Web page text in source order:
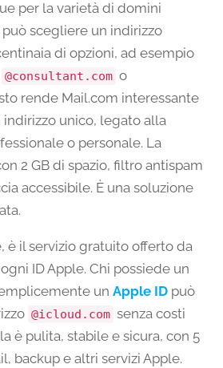
per la varietà di domini
può scegliere un indirizzo
di opzioni, ad esempio
@consultant.com o
rende Mail.com interessante
unico, legato alla
o personale. La
2 GB di spazio, filtro antispam
accessibile. È una soluzione
è il servizio gratuito offerto da
ID Apple. Chi possiede un
un Apple ID può
@icloud.com senza costi
è pulita, stabile e sicura, con 5
backup e altri servizi Apple.